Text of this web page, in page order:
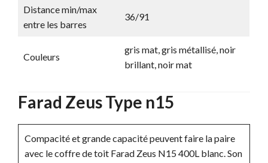
Distance min/max
entre les barres
36/91
Couleurs
gris mat, gris métallisé, noir
brillant, noir mat
Farad Zeus Type n15
Compacité et grande capacité peuvent faire la paire
avec le coffre de toit Farad Zeus N15 400L blanc. Son